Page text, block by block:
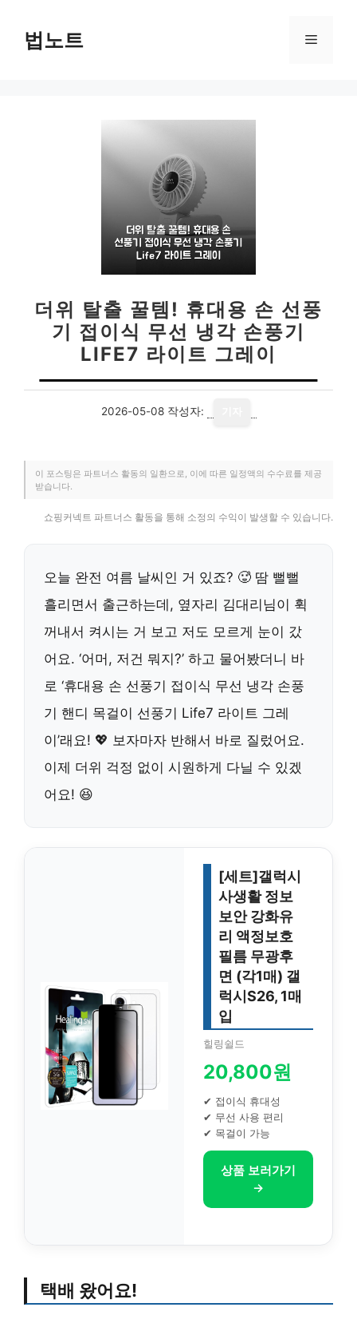
법노트 메
더위 탈출 꿀템! 휴대용 손 선풍
기 접이식 무선 냉각 손풍기
LIFE7 라이트 그레이
2026-05-08 작성자:
이 포스팅은 파트너스 활동의 일환으로, 이에 따른 일정액의 수수료를 제공
받습니다.
쇼핑커넥트 파트너스 활동을 통해 소정의 수익이 발생할 수 있습니다.
오늘 완전 여름 날씨인 거 있죠? 🥵 땀 뻘뻘
흘리면서 출근하는데, 옆자리 김대리님이 휙
꺼내서 켜시는 거 보고 저도 모르게 눈이 갔
어요. ‘어머, 저건 뭐지?’ 하고 물어봤더니 바
로 ‘휴대용 손 선풍기 접이식 무선 냉각 손풍
기 핸디 목걸이 선풍기 Life7 라이트 그레
이’래요! 💖 보자마자 반해서 바로 질렀어요.
이제 더위 걱정 없이 시원하게 다닐 수 있겠
어요! 😆
[세트]갤럭시
사생활 정보
보안 강화유
리 액정보호
필름 무광후
면 (각1매) 갤
럭시S26, 1매
입
힐링쉴드
20,800원
✔ 접이식 휴대성
✔ 무선 사용 편리
✔ 목걸이 가능
상품 보러가기
→
택배 왔어요!